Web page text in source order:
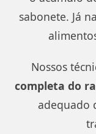
sabonete. Já
Nossos
completa do
adequado